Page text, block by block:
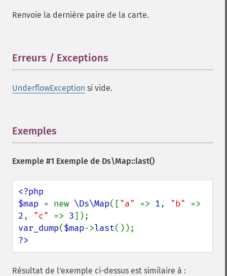
Renvoie la dernière paire de la carte.
Erreurs / Exceptions
UnderflowException si vide.
Exemples
Exemple #1 Exemple de Ds\Map::last()
<?php
$map = new \Ds\Map(["a" => 1, "b"
2, "c" => 3
var_dump($map->last
?>
Résultat de l'exemple ci-dessus est similaire à :